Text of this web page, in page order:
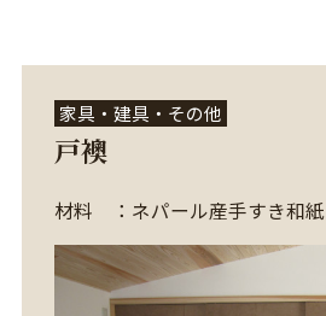
家具・建具・その他
戸襖
材料 ：ネパール産手すき和紙